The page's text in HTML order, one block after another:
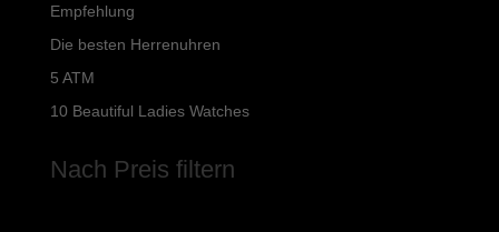
Empfehlung
Die besten Herrenuhren
5 ATM
10 Beautiful Ladies Watches
Nach Preis filtern